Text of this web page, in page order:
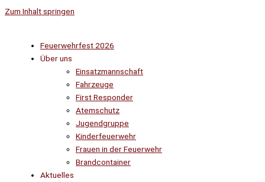
Zum Inhalt springen
Feuerwehrfest 2026
Über uns
Einsatzmannschaft
Fahrzeuge
First Responder
Atemschutz
Jugendgruppe
Kinderfeuerwehr
Frauen in der Feuerwehr
Brandcontainer
Aktuelles